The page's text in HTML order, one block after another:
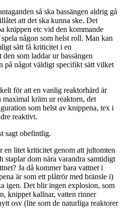
så ska bassängen aldrig gå
att det ska kunna ske. Det
knippen etc vid den kommande
någon som helst roll. Man kan
sätt få kriticitet i en
som laddar ur bassängen
på något väldigt specifikt sätt vilket
för att en vanlig reaktorhärd är
kräm ur reaktorn, det
som helst av knippena, tex i
reaktivt.
sagt obefintlig.
en litet kriticitet genom att jultomten
staplar dom nära varandra samtidigt
Ja då kommer bara vattnet i
är som ett plåtrör med bränsle i)
igen. Det blir ingen explosion, som
knippet kallnar, vatten rinner
osv (lite som de naturliga reaktorer